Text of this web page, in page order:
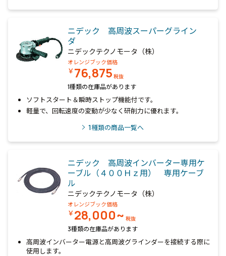
ニデック 高周波スーパーグライン
ダ
ニデックテクノモータ（株）
オレンジブック価格
￥76,875 税抜
1種類の在庫品があります
ソフトスタート＆瞬時ストップ機能付です。
軽量で、回転速度の変動が少なく研削力に優れます。
1種類の商品一覧へ
ニデック 高周波インバーター専用ケ
ーブル（４００Ｈｚ用） 専用ケーブ
ル
ニデックテクノモータ（株）
オレンジブック価格
￥28,000~ 税抜
3種類の在庫品があります
高周波インバーター電源と高周波グラインダーを接続する際に
使用します。